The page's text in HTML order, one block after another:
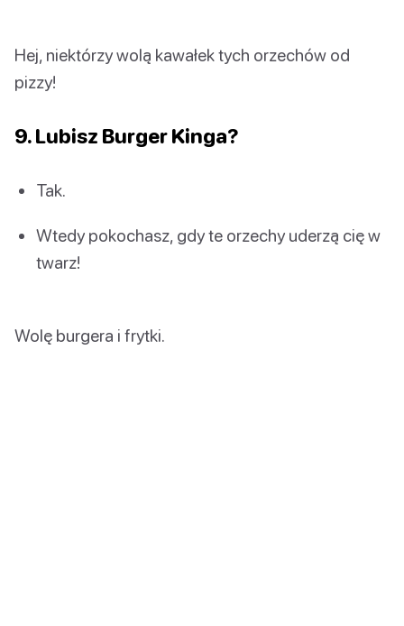
Hej, niektórzy wolą kawałek tych orzechów od
pizzy!
9. Lubisz Burger Kinga?
Tak.
Wtedy pokochasz, gdy te orzechy uderzą cię w
twarz!
Wolę burgera i frytki.